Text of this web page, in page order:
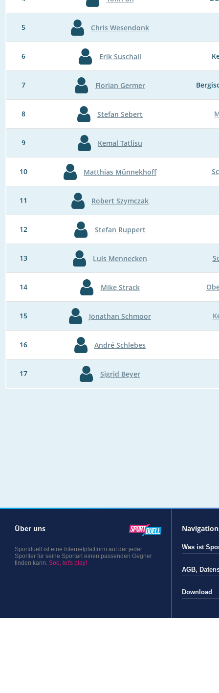
5 Chris Wesendonk
6 Erik Suschall
7 Florian Germer
8 Stefan Sebert
9 Kemal Tatlisu
10 Matthias Münnekhoff
11 Robert Szymczak
12 Stefan Ruppert
13 Luis Mennecken
14 Mike Strack
15 Jonathan Schmoor
16 André Schlebes
17 Sigrid Beyer
Über uns
Sportduell ist eine Internetplattform auf der jeder
Sportler für seine Sportart einen passenden Gegner
finden kann. Soo, let's play!
Navigation
Was ist
AGB,
Download